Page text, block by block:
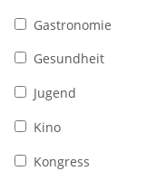
Gastronomie
Gesundheit
Jugend
Kino
Kongress